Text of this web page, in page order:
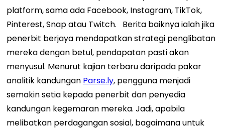
platform, sama ada Facebook, Instagram, TikTok,
Pinterest, Snap atau Twitch.
Berita baiknya ialah jika
penerbit berjaya mendapatkan strategi penglibatan
mereka dengan betul, pendapatan pasti akan
menyusul. Menurut kajian terbaru daripada pakar
analitik kandungan Parse.ly, pengguna menjadi
semakin setia kepada penerbit dan penyedia
kandungan kegemaran mereka.Jadi, apabila
melibatkan perdagangan sosial, bagaimana untuk